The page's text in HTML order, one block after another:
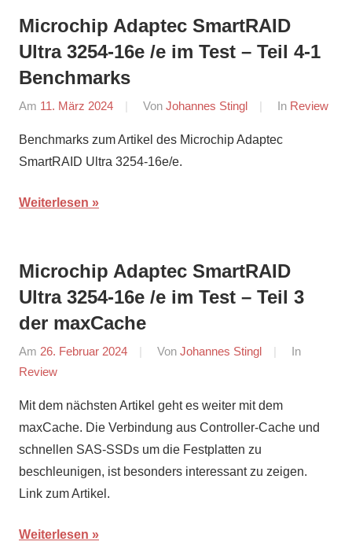
Microchip Adaptec SmartRAID
Ultra 3254-16e /e im Test – Teil 4-1
Benchmarks
Am 11. März 2024 Von Johannes Stingl In Review
Benchmarks zum Artikel des Microchip Adaptec
SmartRAID Ultra 3254-16e/e.
Weiterlesen
Microchip Adaptec SmartRAID
Ultra 3254-16e /e im Test – Teil 3
der maxCache
Am 26. Februar 2024 Von Johannes Stingl
In
Review
Mit dem nächsten Artikel geht es weiter mit dem
maxCache. Die Verbindung aus Controller-Cache und
schnellen SAS-SSDs um die Festplatten zu
beschleunigen, ist besonders interessant zu zeigen.
Link zum Artikel.
Weiterlesen